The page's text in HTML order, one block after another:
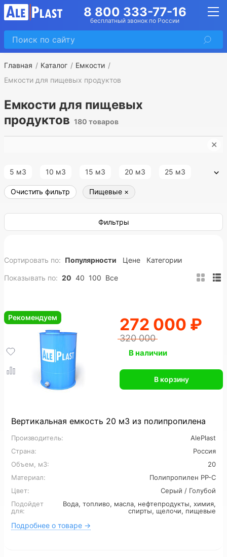
8 800 333-77-16
бесплатный звонок по России
Главная Каталог
Емкости
Емкости для пищевых продуктов
Емкости для пищевых
продуктов 180 товаров
✕
5 м3 10 м3 15 м3 20 м3 25 м3
30 м3 35 м3 40 м3 45 м3
55 м3 60 м3 65 м3 70 м3 75 м3
200 м3 Полипропиленовые ПНД
Вертикальные Горизонтальные
Цилиндрические Конусные Утепленные
На заказ Промышленные
Для горячей воды Для питьевой воды
Для химии Для спирта
Пищевые Большие
Для сточных вод
Для канализации 8 м3
12 м3 16 м3
Очистить фильтр Пищевые ×
Фильтры
Сортировать по: Популярности Цене Категории
Показывать по: 20 40 100 Все
Вертикальная емкость 20 м3 из полипропилена
Производитель:
AlePlast
Страна:
Россия
Объем, м3:
20
Материал:
Полипропилен PP-C
Цвет:
Серый / Голубой
Подойдет
для:
Вода, топливо, масла, нефтепродукты, химия,
спирты, щелочи, пищевые
Подробнее о товаре →
272 000 ₽
320 000
Рекомендуем
В наличии
В корзину